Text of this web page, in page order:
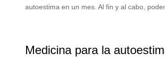
autoestima en un mes. Al fin y al cabo,
Medicina para la